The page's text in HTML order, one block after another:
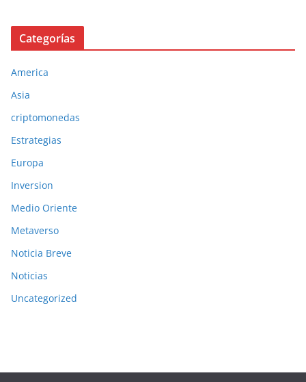
Categorías
America
Asia
criptomonedas
Estrategias
Europa
Inversion
Medio Oriente
Metaverso
Noticia Breve
Noticias
Uncategorized